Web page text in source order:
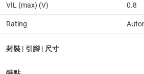
VIL (max) (V) 0.8
Rating